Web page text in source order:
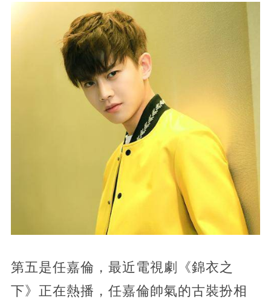
第五是任嘉倫，最近電視劇《錦衣之
下》正在熱播，任嘉倫帥氣的古裝扮相